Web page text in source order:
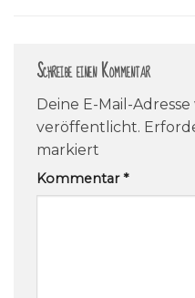
Schreibe einen Kommentar
Deine E-Mail-
veröffentlicht.
markiert
Kommentar*